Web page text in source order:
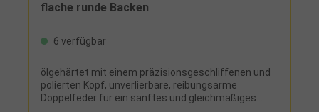
flache runde Backen
6 verfügbar
ölgehärtet mit einem präzisionsgeschliffenen und
polierten Kopf, unverlierbare, reibungsarme
Doppelfeder für ein sanftes und gleichmäßiges